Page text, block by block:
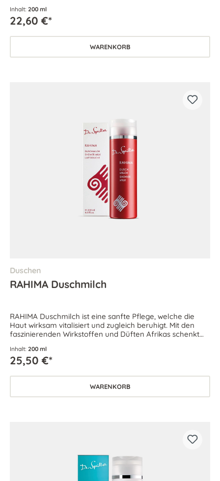
Inhalt: 200 ml
22,60 €*
WARENKORB
Duschen
RAHIMA Duschmilch
RAHIMA Duschmilch ist eine sanfte Pflege, welche die
Haut wirksam vitalisiert und zugleich beruhigt. Mit den
faszinierenden Wirkstoffen und Düften Afrikas schenkt
Inhalt: 200 ml
25,50 €*
WARENKORB